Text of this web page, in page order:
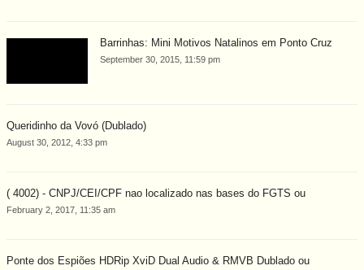
Barrinhas: Mini Motivos Natalinos em Ponto Cruz
September 30, 2015, 11:59 pm
Queridinho da Vovó (Dublado)
August 30, 2012, 4:33 pm
( 4002) - CNPJ/CEI/CPF nao localizado nas bases do FGTS ou
February 2, 2017, 11:35 am
Ponte dos Espiões HDRip XviD Dual Audio & RMVB Dublado ou